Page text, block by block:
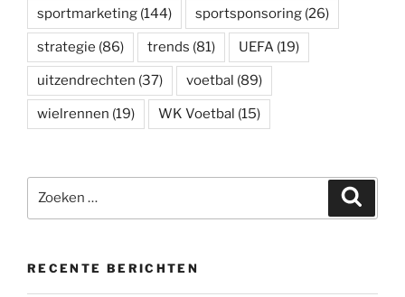
sportmarketing (144) sportsponsoring (26)
strategie (86) trends (81) UEFA (19)
uitzendrechten (37) voetbal (89)
wielrennen (19) WK Voetbal (15)
naar:
RECENTE BERICHTEN